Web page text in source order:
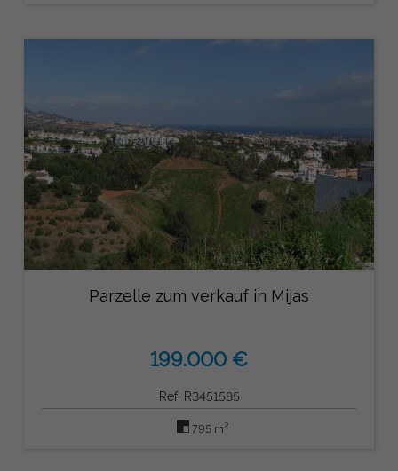
Parzelle zum verkauf in Mijas
199.000 €
Ref: R3451585
795 m2